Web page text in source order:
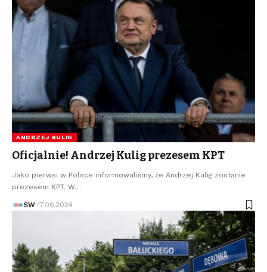
ANDRZEJ KULIG
Oficjalnie! Andrzej Kulig prezesem KPT
Jako pierwsi w Polsce informowaliśmy, że Andrzej Kulig zostanie
prezesem KPT. W…
SW 17.06.2024